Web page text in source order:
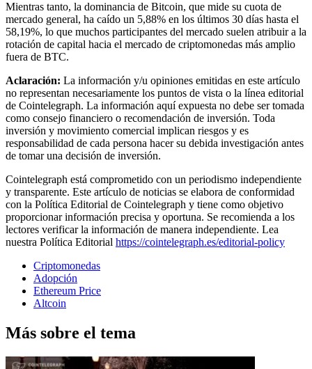
Mientras tanto, la dominancia de Bitcoin, que mide su cuota de
mercado general, ha caído un 5,88% en los últimos 30 días hasta el
58,19%, lo que muchos participantes del mercado suelen atribuir a la
rotación de capital hacia el mercado de criptomonedas más amplio
fuera de BTC.
Aclaración: La información y/u opiniones emitidas en este artículo
no representan necesariamente los puntos de vista o la línea editorial
de Cointelegraph. La información aquí expuesta no debe ser tomada
como consejo financiero o recomendación de inversión. Toda
inversión y movimiento comercial implican riesgos y es
responsabilidad de cada persona hacer su debida investigación antes
de tomar una decisión de inversión.
Cointelegraph está comprometido con un periodismo independiente
y transparente. Este artículo de noticias se elabora de conformidad
con la Política Editorial de Cointelegraph y tiene como objetivo
proporcionar información precisa y oportuna. Se recomienda a los
lectores verificar la información de manera independiente. Lea
nuestra Política Editorial https://cointelegraph.es/editorial-policy
Criptomonedas
Adopción
Ethereum Price
Altcoin
Más sobre el tema